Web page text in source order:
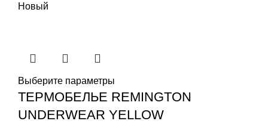
Новый
Выберите параметры
ТЕРМОБЕЛЬЕ REMINGTON
UNDERWEAR YELLOW